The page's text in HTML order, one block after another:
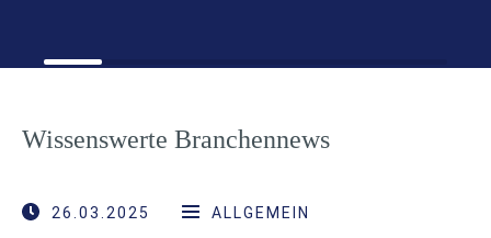
Wissenswerte Branchennews
26.03.2025 ALLGEMEIN